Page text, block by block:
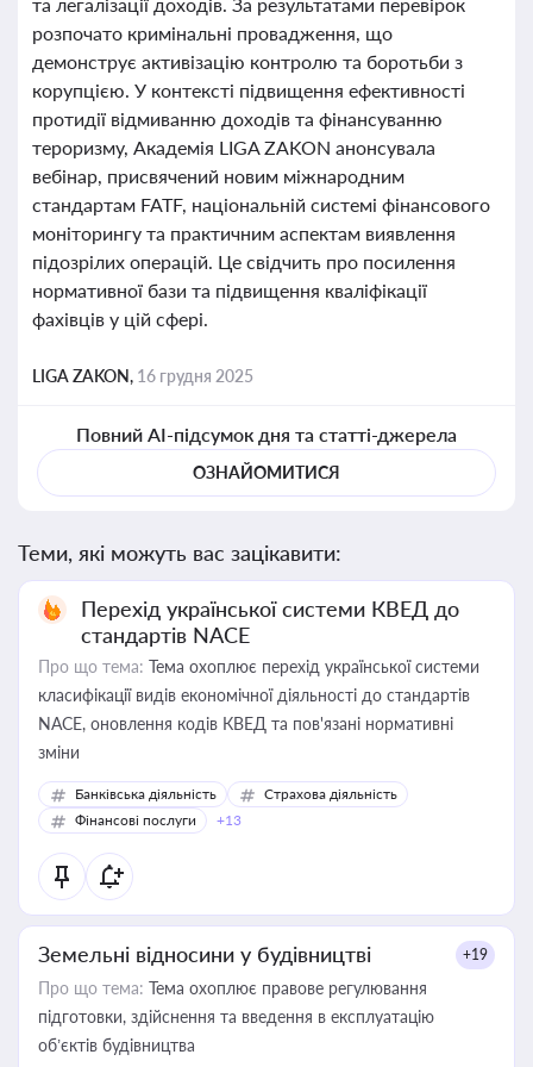
розпочато кримінальні провадження, що
демонструє активізацію контролю та боротьби з
корупцією. У контексті підвищення ефективності
протидії відмиванню доходів та фінансуванню
тероризму, Академія LIGA ZAKON анонсувала
вебінар, присвячений новим міжнародним
стандартам FATF, національній системі фінансового
моніторингу та практичним аспектам виявлення
підозрілих операцій. Це свідчить про посилення
нормативної бази та підвищення кваліфікації
фахівців у цій сфері.
LIGA ZAKON, 16 грудня 2025
Повний AI-підсумок дня та статті-джерела
ОЗНАЙОМИТИСЯ
Теми, які можуть вас зацікавити:
Перехід української системи КВЕД до
стандартів NACE
Про що тема: Тема охоплює перехід української системи
класифікації видів економічної діяльності до стандартів
NACE, оновлення кодів КВЕД та пов'язані нормативні
зміни
Банківська діяльність
Страхова діяльність
Фінансові послуги
+13
Земельні відносини у будівництві +19
Про що тема: Тема охоплює правове регулювання
підготовки, здійснення та введення в експлуатацію
об’єктів будівництва